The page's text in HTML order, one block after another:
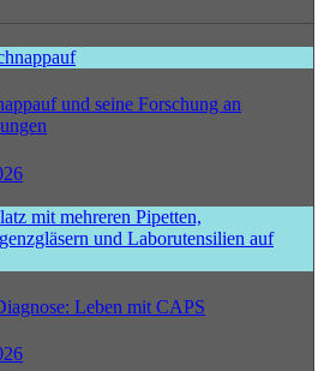
und seine Forschung an
Leben mit CAPS